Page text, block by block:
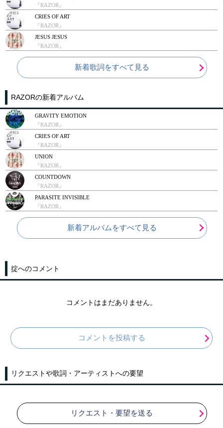
『RAZOR』
CRIES OF ART
『RAZOR』
JESUS JESUS
『RAZOR』
新着歌詞をすべて見る
RAZORの新着アルバム
GRAVITY EMOTION
『RAZOR』
CRIES OF ART
『RAZOR』
UNION
『RAZOR』
COUNTDOWN
『RAZOR』
PARASITE INVISIBLE
『RAZOR』
新着アルバムをすべて見る
掟へのコメント
コメントはまだありません。
コメントを投稿する
リクエストや歌詞・アーティストへの要望
リクエスト・要望を送る